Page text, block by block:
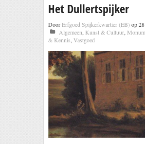
Het Dullertspijker
DoorErfgoed Spijkerkwartier (EB)op 28
Algemeen, Kunst & Cultuur,
& Kennis,Vastgoed